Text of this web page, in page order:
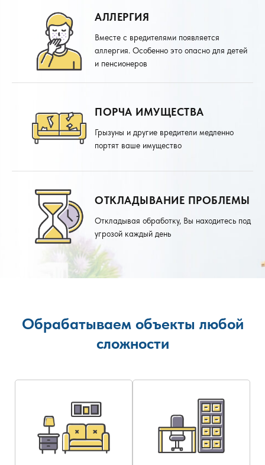
АЛЛЕРГИЯ
Вместе с вредителями появляется
аллергия. Особенно это опасно для детей
и пенсионеров
ПОРЧА ИМУЩЕСТВА
Грызуны и другие вредители медленно
портят ваше имущество
ОТКЛАДЫВАНИЕ ПРОБЛЕМЫ
Откладывая обработку, Вы находитесь под
угрозой каждый день
Обрабатываем объекты любой
сложности